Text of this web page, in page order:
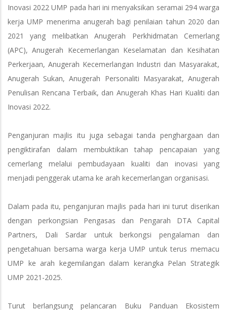
Inovasi 2022 UMP pada hari ini menyaksikan seramai 294 warga
kerja UMP menerima anugerah bagi penilaian tahun 2020 dan
2021 yang melibatkan Anugerah Perkhidmatan Cemerlang
(APC), Anugerah Kecemerlangan Keselamatan dan Kesihatan
Perkerjaan, Anugerah Kecemerlangan Industri dan Masyarakat,
Anugerah Sukan, Anugerah Personaliti Masyarakat, Anugerah
Penulisan Rencana Terbaik, dan Anugerah Khas Hari Kualiti dan
Inovasi 2022.
Penganjuran majlis itu juga sebagai tanda penghargaan dan
pengiktirafan dalam membuktikan tahap pencapaian yang
cemerlang melalui pembudayaan kualiti dan inovasi yang
menjadi penggerak utama ke arah kecemerlangan organisasi.
Dalam pada itu, penganjuran majlis pada hari ini turut diserikan
dengan perkongsian Pengasas dan Pengarah DTA Capital
Partners, Dali Sardar untuk berkongsi pengalaman dan
pengetahuan bersama warga kerja UMP untuk terus memacu
UMP ke arah kegemilangan dalam kerangka Pelan Strategik
UMP 2021-2025.
Turut berlangsung pelancaran Buku Panduan Ekosistem